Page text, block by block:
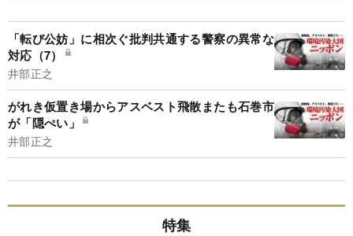
「転び公妨」に相次ぐ批判共通する警察の異常な
対応（7）
井部正之
がれき仮置き場からアスベスト飛散またも石巻市
が「隠ぺい」
井部正之
特集